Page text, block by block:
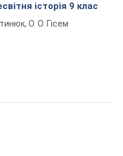
історія 9 клас
О. О. Гісем